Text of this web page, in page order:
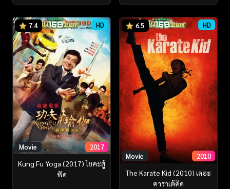
7.4 HD
Movie 2017
Kung Fu Yoga (2017) โยคะสู้
ฟัด
6.5 HD
Movie 2010
The Karate Kid (2010) เดอะ
คาราเต้คิด